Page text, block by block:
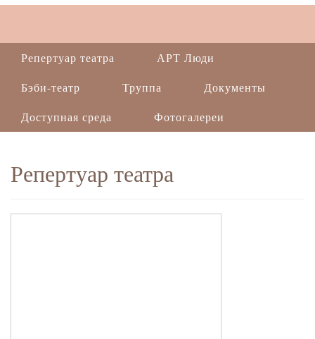
Репертуар театра
АРТ Люди
Бэби-театр
Труппа
Документы
Доступная среда
Фотогалереи
Репертуар театра